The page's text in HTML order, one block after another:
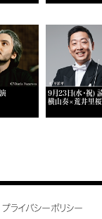
9月23日(水・祝)
横山奏×荒井里
プライバシーポリシー